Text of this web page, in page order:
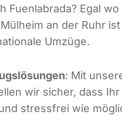
Fuenlabrada? Egal
an der Ruhr ist
Umzüge.
: Mit
wir sicher, dass Ihr
stressfrei wie